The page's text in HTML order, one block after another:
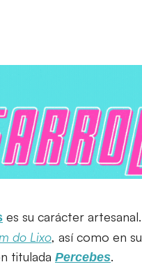
es su carácter artesanal.
do Lixo, así como en su
titulada Percebes.